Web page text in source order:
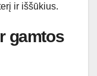
ir iššūkius.
gamtos